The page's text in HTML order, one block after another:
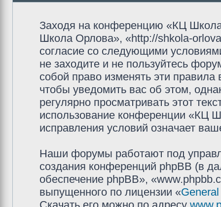
Заходя на конференцию «КЦ
Школа Орлова», «http://shkola-
согласие со следующими
не заходите и не пользуйтесь
собой право изменять эти
чтобы уведомить вас об этом,
регулярно просматривать этот
использование конференции «КЦ
исправления условий означает
Наши форумы работают под
создания конференций phpBB (в
обеспечение phpBB»,
выпущенного по лицензии «